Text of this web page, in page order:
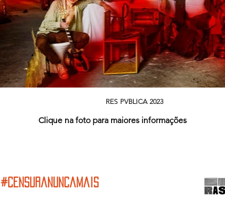
RES PVBLICA 2023
Clique na foto para maiores informações
#censuranuncamais